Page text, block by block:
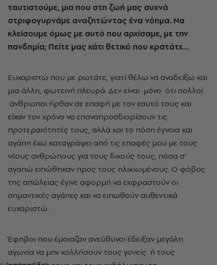
ταυτιστούμε, μια που στη ζωή μας συχνά
στριφογυρνάμε αναζητώντας ένα νόημα. Να
κλείσουμε όμως με αυτό που αρχίσαμε, με την
πανδημία; Πείτε μας κάτι θετικό που κρατάτε...
Ευχαριστώ που με ρωτάτε, γιατί θέλω να αναδείξω και
μια άλλη, φωτεινή πλευρά. Δεν είναι μόνο ότι πολλοί
άνθρωποι ήρθαν σε επαφή με τον εαυτό τους και
είχαν τον χρόνο να επαναπροσδιορίσουν τις
προτεραιότητές τους, αλλά και το πόση έγνοια και
αγάπη έχω καταγράψει από τις επαφές μου με τους
νέους ανθρώπους για τους δικούς τους, πόσα σ’
αγαπώ ειπώθηκαν προς τους ηλικιωμένους. Ο φόβος
της απώλειας έγινε αφορμή να εκφραστούν οι
σημαντικές αγάπες και να ειπωθούν αυθεντικά
ευχαριστώ.
Έφηβοι που έμοιαζαν ανεύθυνοι έδειξαν μεγάλη
αγωνία να μην κολλήσουν τους γονείς ή τους